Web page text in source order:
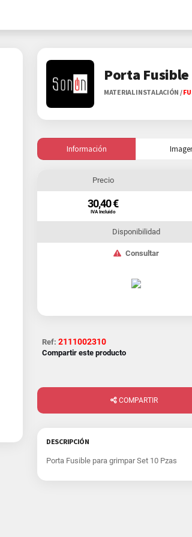
Porta
MATERIAL INSTALACIÓN /
Información
Precio
30,40 €
IVA Incluido
Disponibilidad
Consultar
Ref: 2111002310
Compartir este producto
COMPARTIR
DESCRIPCIÓN
Porta Fusible para grimpar Set 10 Pzas